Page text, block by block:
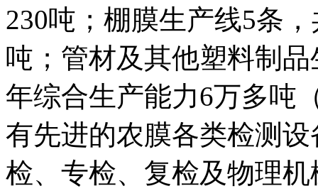
230吨；棚膜生产线5条
吨；管材及其他塑料制
年综合生产能力6万多吨
有先进的农膜各类检测
检、专检、复检及物理